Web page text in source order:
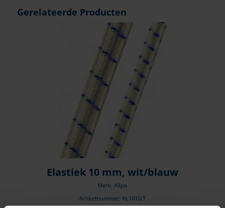
Gerelateerde Producten
Elastiek 10 mm, wit/blauw
Merk: Allpa
Artikelnummer: AL1010/T